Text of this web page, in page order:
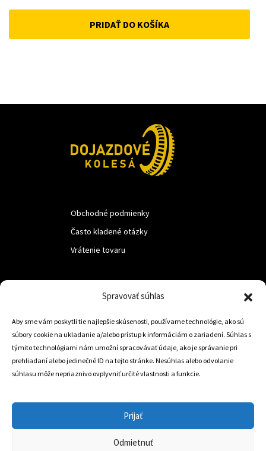
Spravovať súhlas
Aby sme vám poskytli tie najlepšie skúsenosti, používame technológie, ako sú
súbory cookie na ukladanie a/alebo prístup k informáciám o zariadení. Súhlas s
týmito technológiami nám umožní spracovávať údaje, ako je správanie pri
prehliadaní alebo jedinečné ID na tejto stránke. Nesúhlas alebo odvolanie
súhlasu môže nepriaznivo ovplyvniť určité vlastnosti a funkcie.
Prijať
Odmietnuť
price
was:
price
is:
PRIDAŤ DO KOŠÍKA
Obchodné podmienky
Často kladené otázky
Vrátenie tovaru
Trstená 02801
+421 905 806 234
Český Eshop